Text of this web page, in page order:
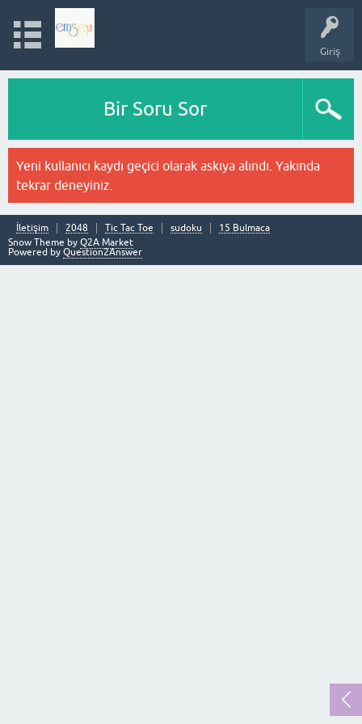
Giriş
Bir Soru Sor
Yeni kullanıcı kaydı geçici olarak askıya alındı. Yakında
tekrar deneyiniz.
İletişim 2048 Tic Tac Toe sudoku
15 Bulmaca
Snow Theme by Q2A Market
Powered by Question2Answer